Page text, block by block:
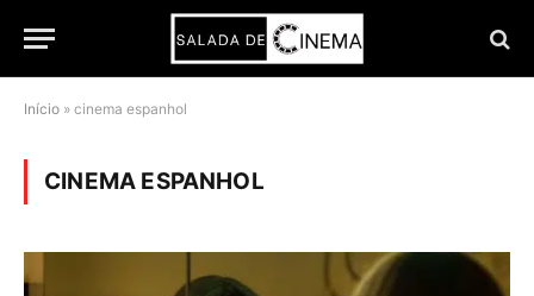
Início » cinema espanhol
CINEMA ESPANHOL